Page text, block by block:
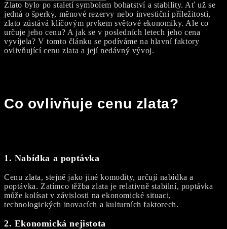
Zlato bylo po staletí symbolem bohatství a stability. Ať už se
jedná o šperky, měnové rezervy nebo investiční příležitosti,
zlato zůstává klíčovým prvkem světové ekonomiky. Ale co
určuje jeho cenu? A jak se v posledních letech jeho cena
vyvíjela? V tomto článku se podíváme na hlavní faktory
ovlivňující cenu zlata a její nedávný vývoj.
Co ovlivňuje cenu zlata?
1. Nabídka a poptávka
Cenu zlata, stejně jako jiné komodity, určují nabídka a
poptávka. Zatímco těžba zlata je relativně stabilní, poptávka
může kolísat v závislosti na ekonomické situaci,
technologických inovacích a kulturních faktorech.
2. Ekonomická nejistota